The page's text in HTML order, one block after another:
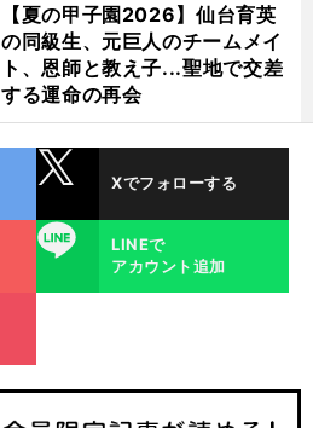
【夏の甲子園2026】仙台育英
の同級生、元巨人のチームメイ
ト、恩師と教え子...聖地で交差
する運命の再会
Xでフォローする
LINE
LINEで
アカウント追加